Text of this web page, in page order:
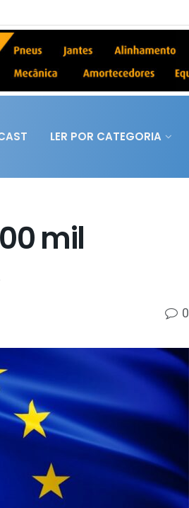
LER POR CATEGORIA
mil
0